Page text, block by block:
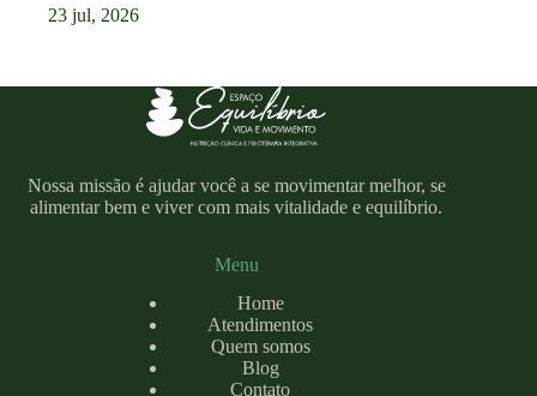
23 jul, 2026
Nossa missão é ajudar você a se movimentar melhor, se
alimentar bem e viver com mais vitalidade e equilíbrio.
Menu
Home
Atendimentos
Quem somos
Blog
Contato